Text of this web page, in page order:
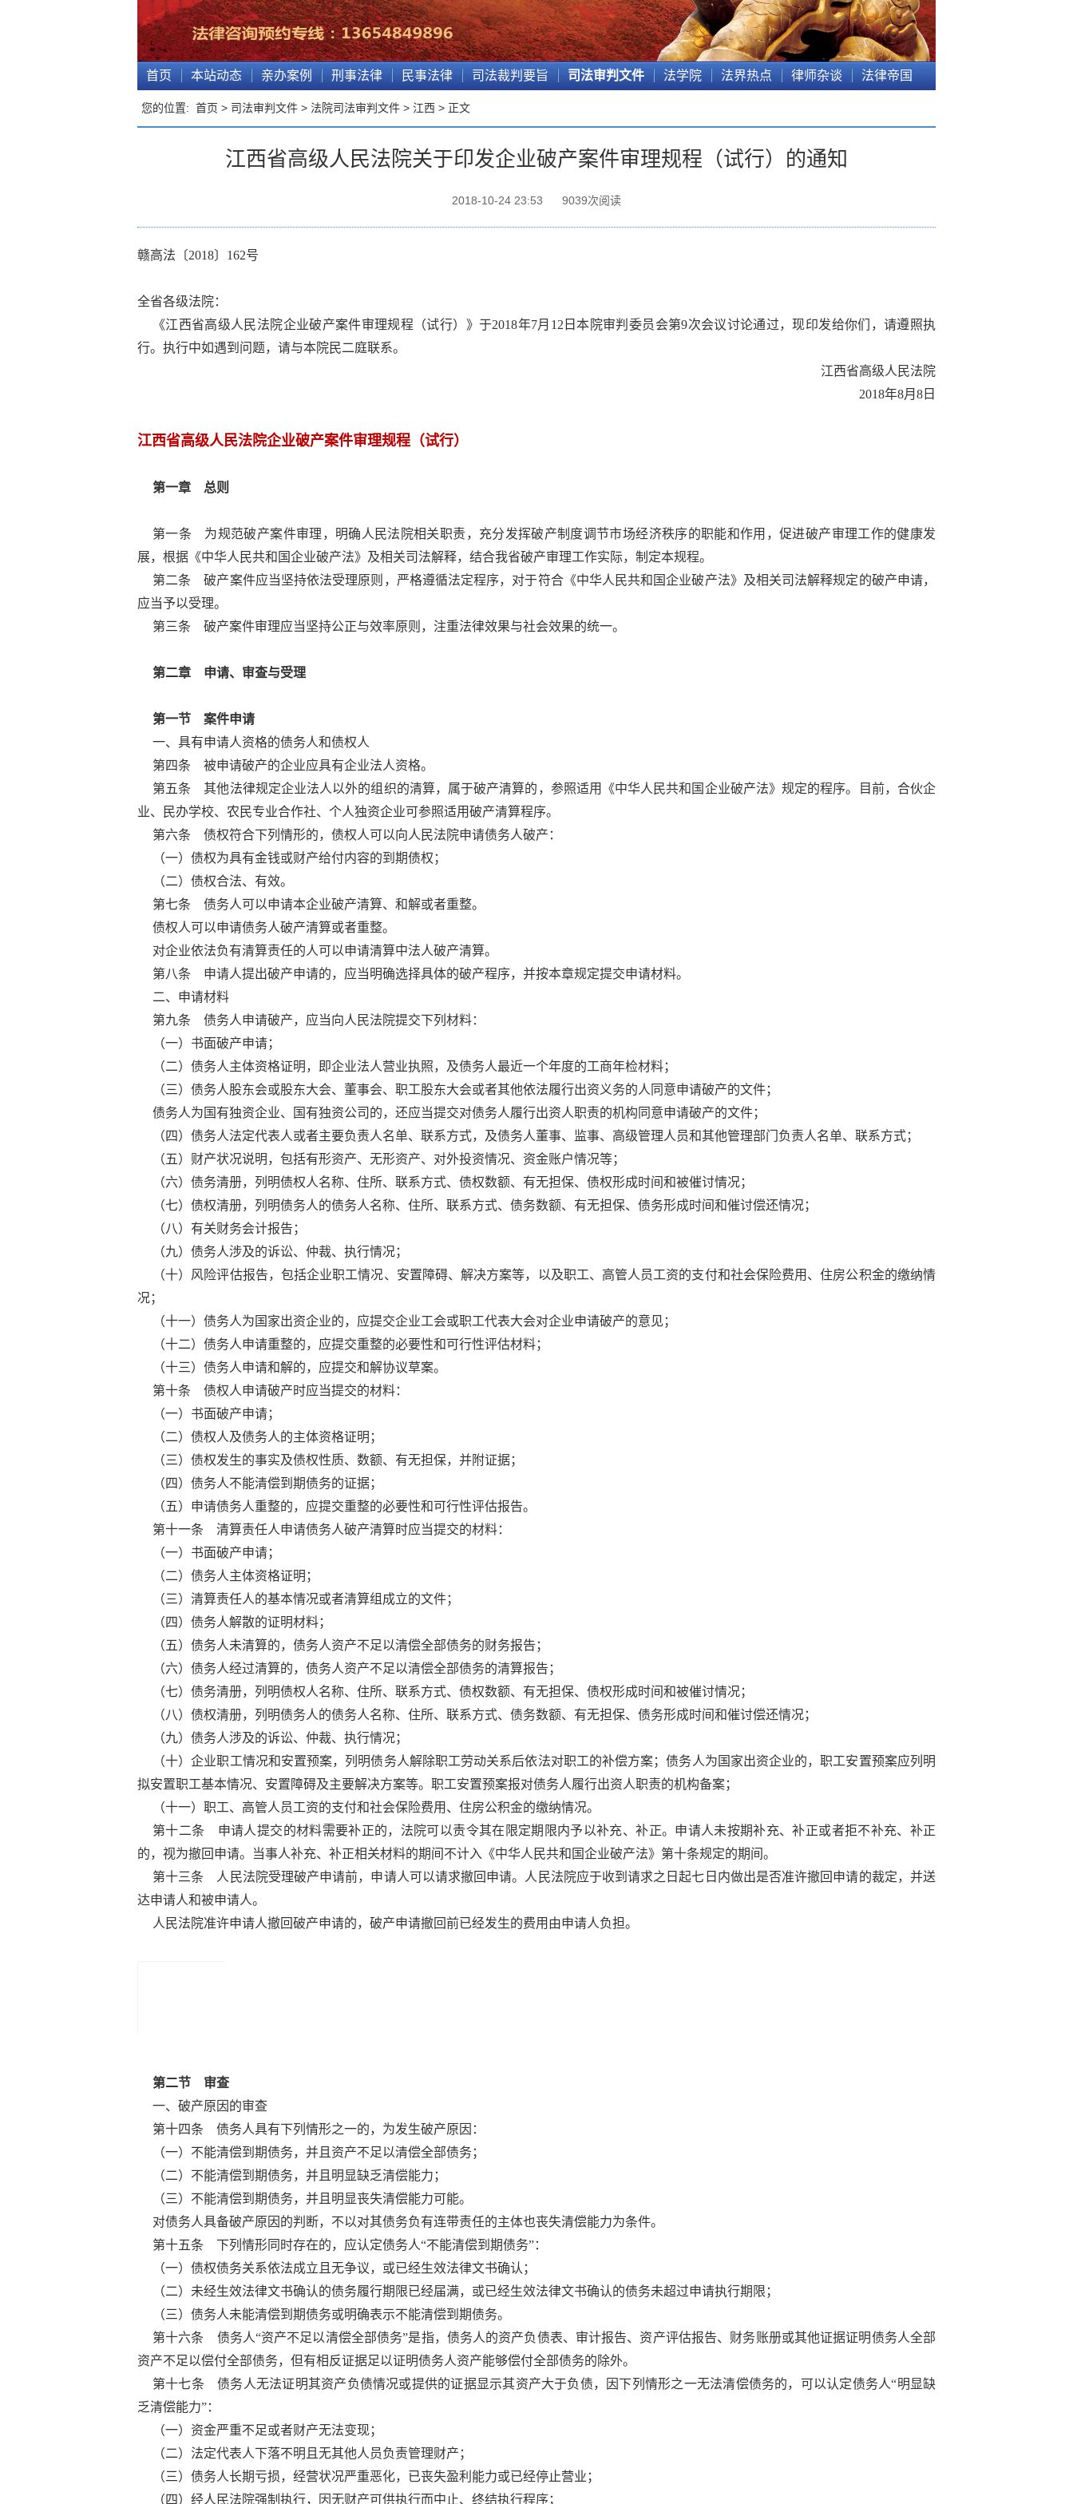
首页 本站动态 亲办案例 刑事法律 民事法律 司法裁判要旨 司法审判文件 法学院 法界热点 律师杂谈 法律帝国
您的位置: 首页 > 司法审判文件 > 法院司法审判文件 > 江西 > 正文
江西省高级人民法院关于印发企业破产案件审理规程（试行）的通知
2018-10-24 23:53 9039次阅读
赣高法〔2018〕162号
全省各级法院：
《江西省高级人民法院企业破产案件审理规程（试行）》于2018年7月12日本院审判委员会第9次会议讨论通过，现印发给你们，请遵照执
行。执行中如遇到问题，请与本院民二庭联系。
江西省高级人民法院
2018年8月8日
江西省高级人民法院企业破产案件审理规程（试行）
第一章 总则
第一条 为规范破产案件审理，明确人民法院相关职责，充分发挥破产制度调节市场经济秩序的职能和作用，促进破产审理工作的健康发
展，根据《中华人民共和国企业破产法》及相关司法解释，结合我省破产审理工作实际，制定本规程。
第二条 破产案件应当坚持依法受理原则，严格遵循法定程序，对于符合《中华人民共和国企业破产法》及相关司法解释规定的破产申请，
应当予以受理。
第三条 破产案件审理应当坚持公正与效率原则，注重法律效果与社会效果的统一。
第二章 申请、审查与受理
第一节 案件申请
一、具有申请人资格的债务人和债权人
第四条 被申请破产的企业应具有企业法人资格。
第五条 其他法律规定企业法人以外的组织的清算，属于破产清算的，参照适用《中华人民共和国企业破产法》规定的程序。目前，合伙企
业、民办学校、农民专业合作社、个人独资企业可参照适用破产清算程序。
第六条 债权符合下列情形的，债权人可以向人民法院申请债务人破产：
（一）债权为具有金钱或财产给付内容的到期债权；
（二）债权合法、有效。
第七条 债务人可以申请本企业破产清算、和解或者重整。
债权人可以申请债务人破产清算或者重整。
对企业依法负有清算责任的人可以申请清算中法人破产清算。
第八条 申请人提出破产申请的，应当明确选择具体的破产程序，并按本章规定提交申请材料。
二、申请材料
第九条 债务人申请破产，应当向人民法院提交下列材料：
（一）书面破产申请；
（二）债务人主体资格证明，即企业法人营业执照，及债务人最近一个年度的工商年检材料；
（三）债务人股东会或股东大会、董事会、职工股东大会或者其他依法履行出资义务的人同意申请破产的文件；
债务人为国有独资企业、国有独资公司的，还应当提交对债务人履行出资人职责的机构同意申请破产的文件；
（四）债务人法定代表人或者主要负责人名单、联系方式，及债务人董事、监事、高级管理人员和其他管理部门负责人名单、联系方式；
（五）财产状况说明，包括有形资产、无形资产、对外投资情况、资金账户情况等；
（六）债务清册，列明债权人名称、住所、联系方式、债权数额、有无担保、债权形成时间和被催讨情况；
（七）债权清册，列明债务人的债务人名称、住所、联系方式、债务数额、有无担保、债务形成时间和催讨偿还情况；
（八）有关财务会计报告；
（九）债务人涉及的诉讼、仲裁、执行情况；
（十）风险评估报告，包括企业职工情况、安置障碍、解决方案等，以及职工、高管人员工资的支付和社会保险费用、住房公积金的缴纳情
况；
（十一）债务人为国家出资企业的，应提交企业工会或职工代表大会对企业申请破产的意见；
（十二）债务人申请重整的，应提交重整的必要性和可行性评估材料；
（十三）债务人申请和解的，应提交和解协议草案。
第十条 债权人申请破产时应当提交的材料：
（一）书面破产申请；
（二）债权人及债务人的主体资格证明；
（三）债权发生的事实及债权性质、数额、有无担保，并附证据；
（四）债务人不能清偿到期债务的证据；
（五）申请债务人重整的，应提交重整的必要性和可行性评估报告。
第十一条 清算责任人申请债务人破产清算时应当提交的材料：
（一）书面破产申请；
（二）债务人主体资格证明；
（三）清算责任人的基本情况或者清算组成立的文件；
（四）债务人解散的证明材料；
（五）债务人未清算的，债务人资产不足以清偿全部债务的财务报告；
（六）债务人经过清算的，债务人资产不足以清偿全部债务的清算报告；
（七）债务清册，列明债权人名称、住所、联系方式、债权数额、有无担保、债权形成时间和被催讨情况；
（八）债权清册，列明债务人的债务人名称、住所、联系方式、债务数额、有无担保、债务形成时间和催讨偿还情况；
（九）债务人涉及的诉讼、仲裁、执行情况；
（十）企业职工情况和安置预案，列明债务人解除职工劳动关系后依法对职工的补偿方案；债务人为国家出资企业的，职工安置预案应列明
拟安置职工基本情况、安置障碍及主要解决方案等。职工安置预案报对债务人履行出资人职责的机构备案；
（十一）职工、高管人员工资的支付和社会保险费用、住房公积金的缴纳情况。
第十二条 申请人提交的材料需要补正的，法院可以责令其在限定期限内予以补充、补正。申请人未按期补充、补正或者拒不补充、补正
的，视为撤回申请。当事人补充、补正相关材料的期间不计入《中华人民共和国企业破产法》第十条规定的期间。
第十三条 人民法院受理破产申请前，申请人可以请求撤回申请。人民法院应于收到请求之日起七日内做出是否准许撤回申请的裁定，并送
达申请人和被申请人。
人民法院准许申请人撤回破产申请的，破产申请撤回前已经发生的费用由申请人负担。
作者：冯军，姚淑媛
京东
第二节 审查
一、破产原因的审查
第十四条 债务人具有下列情形之一的，为发生破产原因：
（一）不能清偿到期债务，并且资产不足以清偿全部债务；
（二）不能清偿到期债务，并且明显缺乏清偿能力；
（三）不能清偿到期债务，并且明显丧失清偿能力可能。
对债务人具备破产原因的判断，不以对其债务负有连带责任的主体也丧失清偿能力为条件。
第十五条 下列情形同时存在的，应认定债务人“不能清偿到期债务”：
（一）债权债务关系依法成立且无争议，或已经生效法律文书确认；
（二）未经生效法律文书确认的债务履行期限已经届满，或已经生效法律文书确认的债务未超过申请执行期限；
（三）债务人未能清偿到期债务或明确表示不能清偿到期债务。
第十六条 债务人“资产不足以清偿全部债务”是指，债务人的资产负债表、审计报告、资产评估报告、财务账册或其他证据证明债务人全部
资产不足以偿付全部债务，但有相反证据足以证明债务人资产能够偿付全部债务的除外。
第十七条 债务人无法证明其资产负债情况或提供的证据显示其资产大于负债，因下列情形之一无法清偿债务的，可以认定债务人“明显缺
乏清偿能力”：
（一）资金严重不足或者财产无法变现；
（二）法定代表人下落不明且无其他人员负责管理财产；
（三）债务人长期亏损，经营状况严重恶化，已丧失盈利能力或已经停止营业；
（四）经人民法院强制执行，因无财产可供执行而中止、终结执行程序；